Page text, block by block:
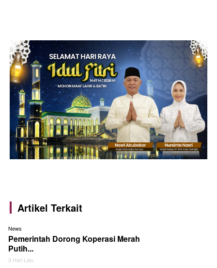
Artikel Terkait
News
Pemerintah Dorong Koperasi Merah
Putih...
3 Hari Lalu